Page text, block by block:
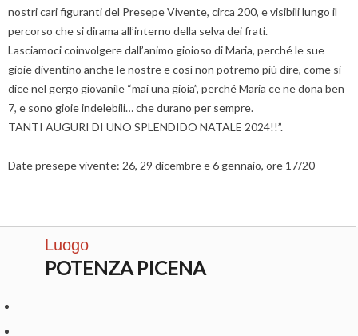
nostri cari figuranti del Presepe Vivente, circa 200, e visibili lungo il
percorso che si dirama all’interno della selva dei frati.
Lasciamoci coinvolgere dall’animo gioioso di Maria, perché le sue
gioie diventino anche le nostre e così non potremo più dire, come si
dice nel gergo giovanile “mai una gioia”, perché Maria ce ne dona ben
7, e sono gioie indelebili… che durano per sempre.
TANTI AUGURI DI UNO SPLENDIDO NATALE 2024!!”.
Date presepe vivente: 26, 29 dicembre e 6 gennaio, ore 17/20
Luogo
POTENZA PICENA